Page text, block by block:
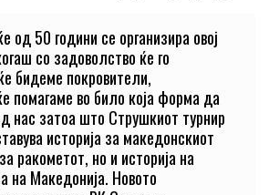
од 50 години се организира овој
со задоволство ќе го
бидеме покровители,
помагаме во било која форма да
нас затоа што Струшкиот турнир
историја за македонскиот
ракометот, но и историја на
на Македонија. Новото